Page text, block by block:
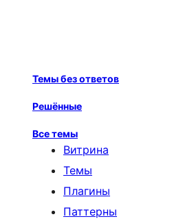
Темы без ответов
Решённые
Все темы
Витрина
Темы
Плагины
Паттерны